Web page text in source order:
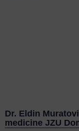
Dr. Eldin
medicine JZU